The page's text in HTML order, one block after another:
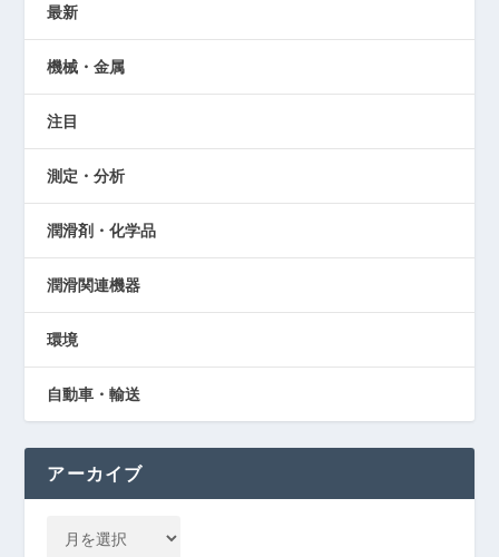
最新
機械・金属
注目
測定・分析
潤滑剤・化学品
潤滑関連機器
環境
自動車・輸送
アーカイブ